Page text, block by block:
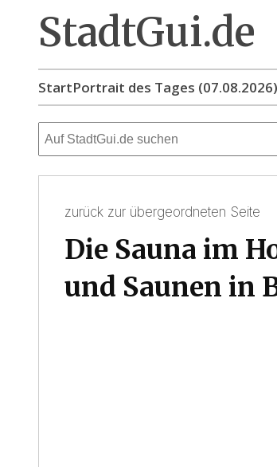
StadtGui.de
StartPortrait des Tages (07.08.2026)
zurück zur übergeordneten Seite
Die Sauna im
und Saunen in